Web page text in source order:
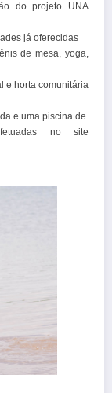
do projeto UNA
já oferecidas
de mesa, yoga,
e horta comunitária
e uma piscina de
no site